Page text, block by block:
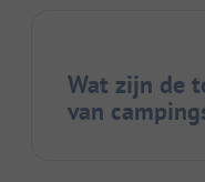
Wat zijn de
van